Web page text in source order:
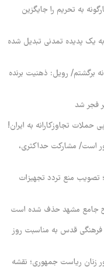
به تحریم را جایگزین
به یک پدیده تمدنی تبدیل شده
برگشتم/ رویل: ذهنیت برنده
فجر شد
تجاوزکارانه به ایران!
است/ مشارکت حداکثری،
منع تردد تجهیزات
جامع مشهد حذف شده است
فرهنگی قدس به مناسبت روز
زنان ریاست جمهوری؛ نقشه